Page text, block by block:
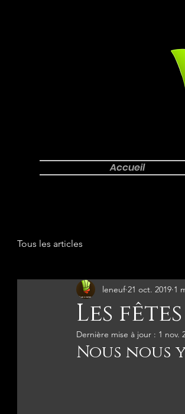
Accueil
Tous les articles
Les
leneuf 21 oct. 2019 1
Dernière mise à jour : 1 nov.
Nous nous